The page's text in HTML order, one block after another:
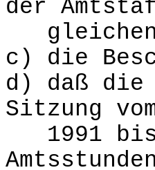
der
gleichen
c) die
d) daß
Sitzung
1991 bis